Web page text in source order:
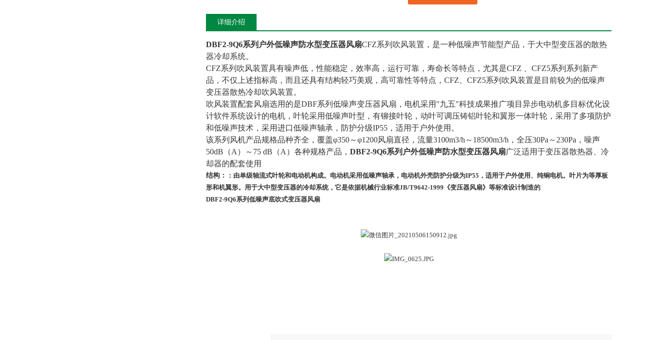
详细介绍
DBF2-9Q6系列户外低噪声防水型变压器风扇CFZ系列吹风装置，是一种低噪声节能型产品，于大中型变压器的散热
器冷却系统。
CFZ系列吹风装置具有噪声低，性能稳定，效率高，运行可靠，寿命长等特点，尤其是CFZ 、CFZ5系列系列新产
品，不仅上述指标高，而且还具有结构轻巧美观，高可靠性等特点，CFZ、CFZ5系列吹风装置是目前较为的低噪声
变压器散热冷却吹风装置。
吹风装置配套风扇选用的是DBF系列低噪声变压器风扇，电机采用"九五"科技成果推广项目异步电动机多目标优化设
计软件系统设计的电机，叶轮采用低噪声叶型，有铆接叶轮，动叶可调压铸铝叶轮和翼形一体叶轮，采用了多项防护
和低噪声技术，采用进口低噪声轴承，防护分级IP55，适用于户外使用。
该系列风机产品规格品种齐全，覆盖φ350～φ1200风扇直径，流量3100m3/h～18500m3/h，全压30Pa～230Pa，噪声
50dB（A）～75 dB（A）各种规格产品， DBF2-9Q6系列户外低噪声防水型变压器风扇广泛适用于变压器散热器、冷
却器的配套使用
结构：
：由单级轴流式叶轮和电动机构成。电动机采用低噪声轴承，电动机外壳防护分级为IP55，适用于户外使用、纯铜电机。叶片为等厚板
形和机翼形。 用于大中型变压器的冷却系统，它是依据机械行业标准JB/T9642-1999《变压器风扇》等标准设计制造的
DBF2-9Q6系列低噪声底吹式变压器风扇